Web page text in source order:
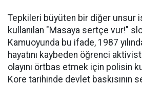
Tepkileri büyüten bir diğer unsur
kullanılan "Masaya sertçe vur!"
Kamuoyunda bu ifade, 1987
hayatını kaybeden öğrenci
olayını örtbas etmek için polisin
Kore tarihinde devlet baskısının